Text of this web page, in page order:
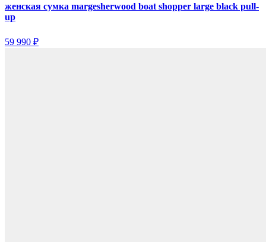
женская сумка margesherwood boat shopper large black pull-
up
59 990 ₽